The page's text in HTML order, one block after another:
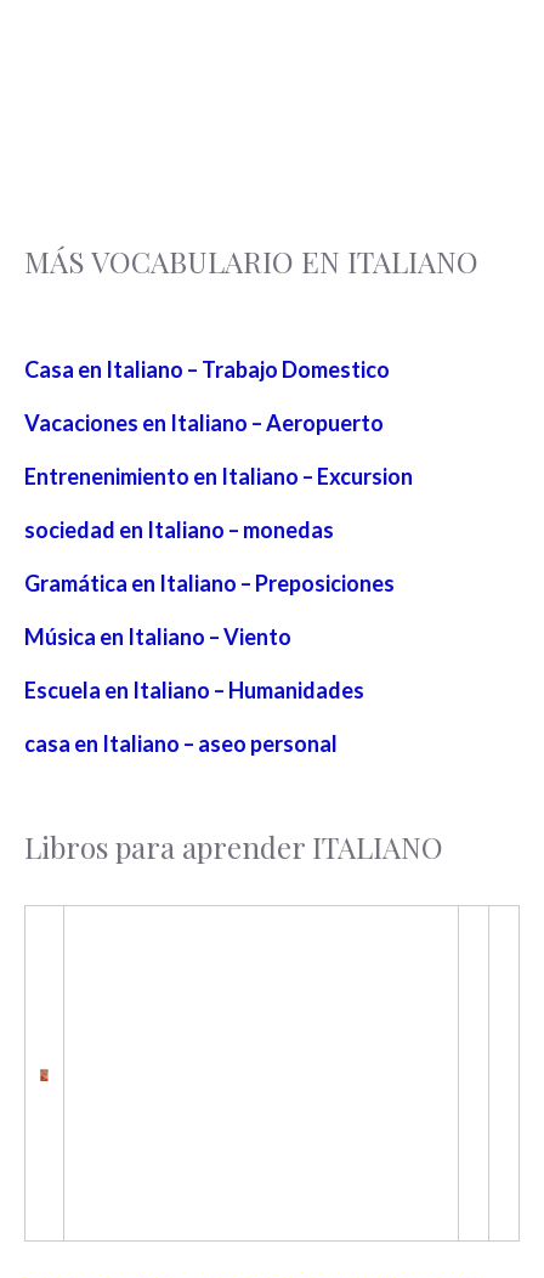
MÁS VOCABULARIO EN ITALIANO
Casa en Italiano – Trabajo Domestico
Vacaciones en Italiano – Aeropuerto
Entrenenimiento en Italiano – Excursion
sociedad en Italiano – monedas
Gramática en Italiano – Preposiciones
Música en Italiano – Viento
Escuela en Italiano – Humanidades
casa en Italiano – aseo personal
Libros para aprender ITALIANO